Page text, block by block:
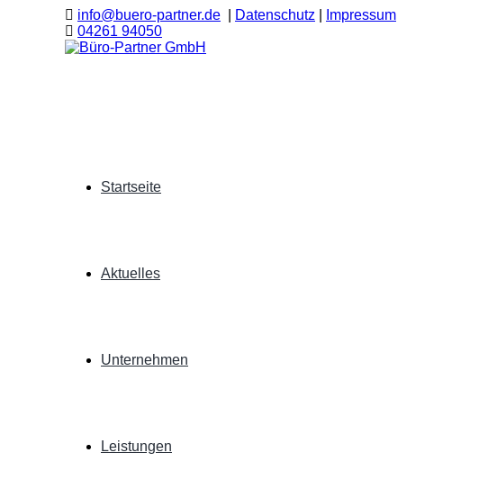
info@buero-partner.de Datenschutz
Impressum
04261 94050
Startseite
Aktuelles
Unternehmen
Leistungen